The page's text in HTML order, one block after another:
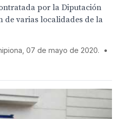
por la Diputación
de varias localidades de la
07 de mayo de 2020.
•